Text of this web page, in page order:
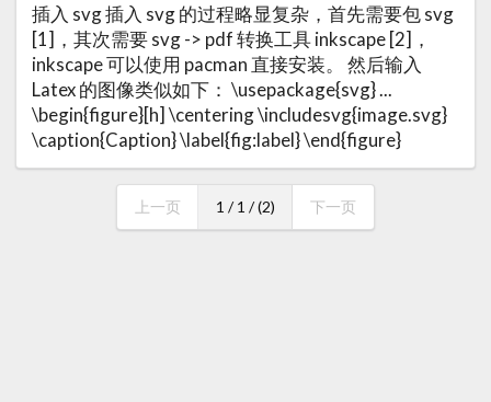
插入 svg 插入 svg 的过程略显复杂，首先需要包 svg
[1]，其次需要 svg -> pdf 转换工具 inkscape [2]，
inkscape 可以使用 pacman 直接安装。 然后输入
Latex 的图像类似如下： \usepackage{svg} ...
\begin{figure}[h] \centering \includesvg{image.svg}
\caption{Caption} \label{fig:label} \end{figure}
上一页 1 / 1 / (2) 下一页